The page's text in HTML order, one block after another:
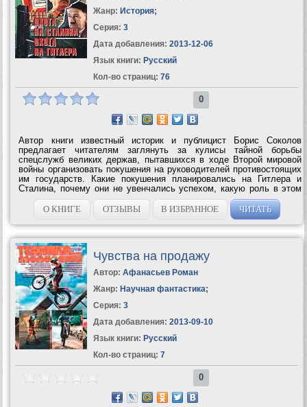
Жанр: История;
Серия: 3
Дата добавления: 2013-12-06
Язык книги: Русский
Кол-во страниц: 76
0
Автор книги известный историк и публицист Борис Соколов
предлагает читателям заглянуть за кулисы тайной борьбы
спецслужб великих держав, пытавшихся в ходе Второй мировой
войны организовать покушения на руководителей противостоящих
им государств. Какие покушения планировались на Гитлера и
Сталина, почему они не увенчались успехом, какую роль в этом
сыграли разведслужбы Германии и СССР? На эти и другие
вопросы отвечает в своей...
О КНИГЕ ОТЗЫВЫ В ИЗБРАННОЕ ЧИТАТЬ
Чувства на продажу
Автор: Афанасьев Роман
Жанр: Научная фантастика;
Серия: 3
Дата добавления: 2013-09-10
Язык книги: Русский
Кол-во страниц: 7
0